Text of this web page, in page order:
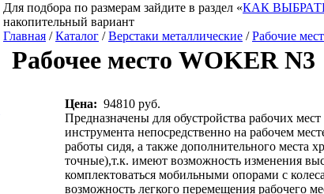
Для подбора по размерам зайдите в раздел «КАК
накопительный вариант
Главная /Каталог /Верстаки металлические /Рабочие
Рабочее место WOKER N3
Цена: 94810 руб.
Предназначены для обустройства рабочих
инструмента непосредственно на рабочем
работы сидя, а также дополнительного места
точные),т.к. имеют возможность изменения
комплектоваться мобильными опорами с
возможность легкого перемещения рабочего